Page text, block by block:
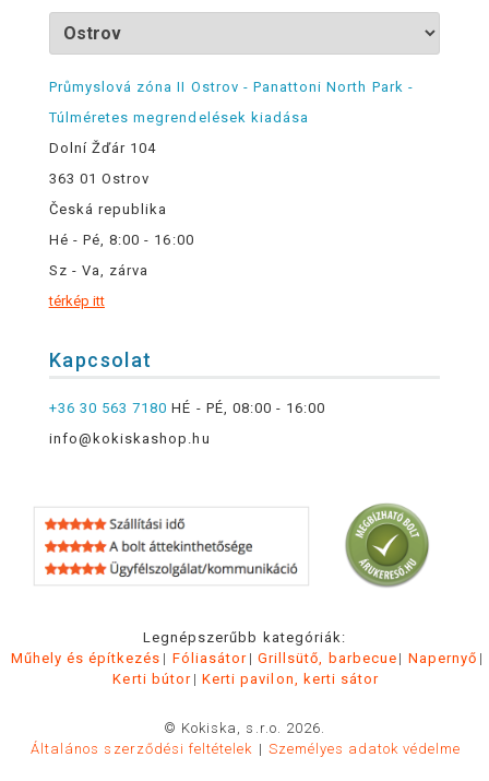
Průmyslová zóna II Ostrov - Panattoni North Park -
Túlméretes megrendelések kiadása
Dolní Žďár 104
363 01 Ostrov
Česká republika
Hé - Pé, 8:00 - 16:00
Sz - Va, zárva
térkép itt
Kapcsolat
+36 30 563 7180 HÉ - PÉ, 08:00 - 16:00
info@kokiskashop.hu
Legnépszerűbb kategóriák:
Műhely és építkezés
Fóliasátor Grillsütő, barbecue
Napernyő
Kerti bútor
Kerti pavilon, kerti sátor
© Kokiska, s.r.o. 2026.
Általános szerződési feltételek
Személyes adatok védelme